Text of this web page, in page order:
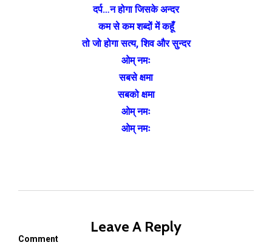
दर्प…न होगा जिसके अन्दर
कम से कम शब्दों में कहूँ
तो जो होगा सत्य, शिव और सुन्दर
ओम् नमः
सबसे क्षमा
सबको क्षमा
ओम् नमः
ओम् नमः
Leave A Reply
Comment